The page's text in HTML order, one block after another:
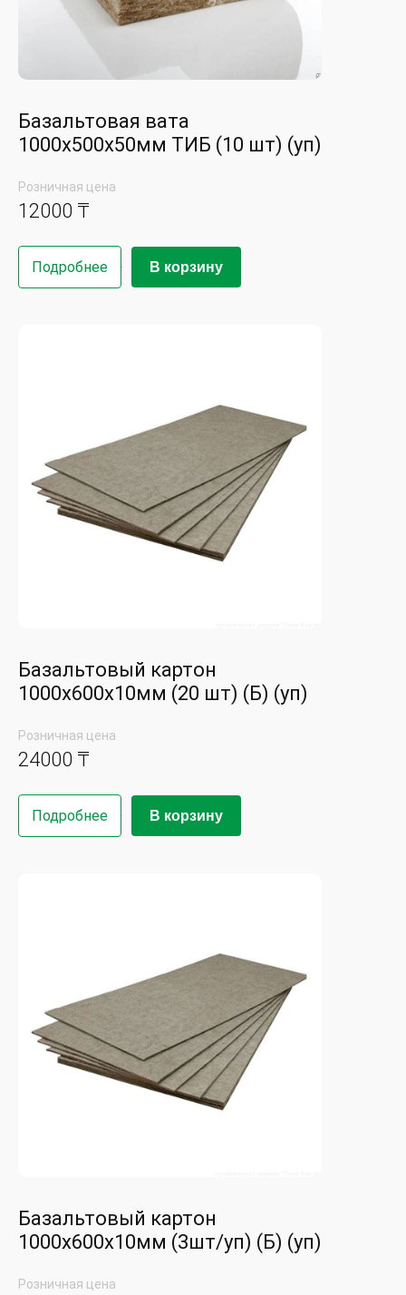
Базальтовая вата
1000х500х50мм ТИБ (10 шт) (уп)
Розничная цена
12000 ₸
Подробнее В корзину
Базальтовый картон
1000х600х10мм (20 шт) (Б) (уп)
Розничная цена
24000 ₸
Подробнее В корзину
Базальтовый картон
1000х600х10мм (3шт/уп) (Б) (уп)
Розничная цена